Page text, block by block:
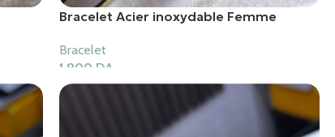
Bracelet Acier inoxydable Femme
Bracelet
1,900 DA